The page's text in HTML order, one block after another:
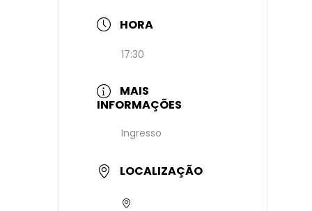
HORA
17:30
MAIS
INFORMAÇÕES
Ingresso
LOCALIZAÇÃO